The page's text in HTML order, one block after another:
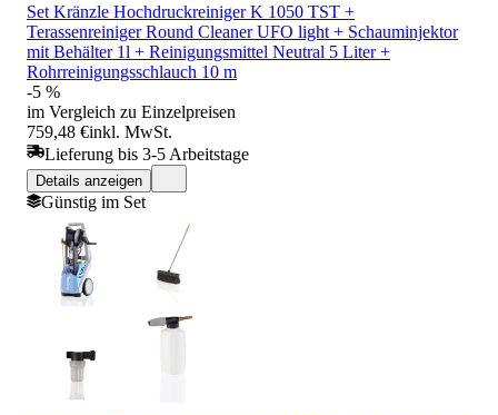
Set Kränzle Hochdruckreiniger K 1050 TST +
Terassenreiniger Round Cleaner UFO light + Schauminjektor
mit Behälter 1l + Reinigungsmittel Neutral 5 Liter +
Rohrreinigungsschlauch 10 m
-5 %
im Vergleich zu Einzelpreisen
759,48 €inkl. MwSt.
Lieferung bis 3-5 Arbeitstage
Details anzeigen
Günstig im Set